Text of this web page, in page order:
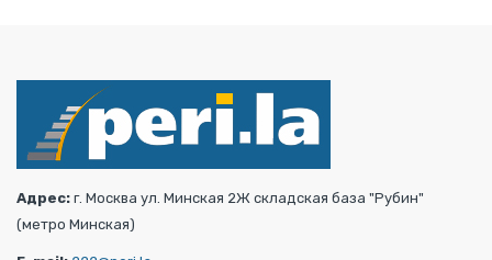
Адрес: г. Москва ул. Минская 2Ж складская база "Рубин"
(метро Минская)